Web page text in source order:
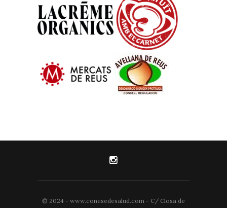
© 2024 - www.conesedesalud.com - C/ Closa de